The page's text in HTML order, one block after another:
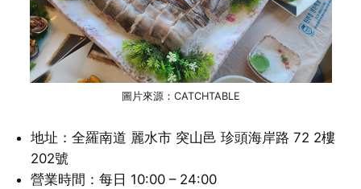
圖片來源：CATCHTABLE
地址：全羅南道 麗水市 突山邑 珍頭海岸路 72 2樓
202號
營業時間：每日 10:00 – 24:00